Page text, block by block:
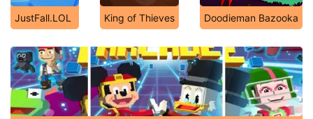
JustFall.LOL King of Thieves Doodieman Bazooka